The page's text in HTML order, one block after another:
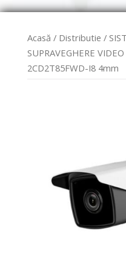
Acasă / Distributie /
SUPRAVEGHERE VIDEO
2CD2T85FWD-I8 4mm